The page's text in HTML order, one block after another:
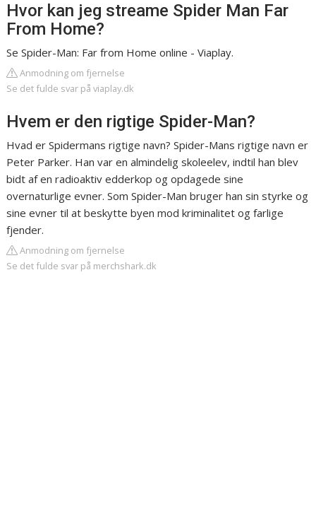
Hvor kan jeg streame Spider Man Far
From Home?
Se Spider-Man: Far from Home online - Viaplay.
Anmodning om fjernelse
Se det fulde svar på viaplay.dk
Hvem er den rigtige Spider-Man?
Hvad er Spidermans rigtige navn? Spider-Mans rigtige navn er
Peter Parker. Han var en almindelig skoleelev, indtil han blev
bidt af en radioaktiv edderkop og opdagede sine
overnaturlige evner. Som Spider-Man bruger han sin styrke og
sine evner til at beskytte byen mod kriminalitet og farlige
fjender.
Anmodning om fjernelse
Se det fulde svar på merchshark.dk